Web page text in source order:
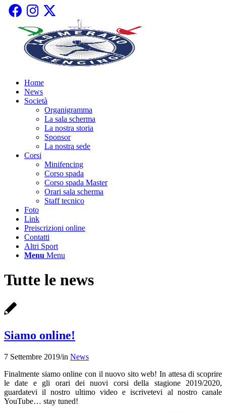
Home
News
Società
Organigramma
La sala scherma
La nostra storia
Sponsor
La nostra sede
Corsi
Minifencing
Corso spada
Corso spada Master
Orari sala scherma
Staff tecnico
Foto
Link
Preiscrizioni online
Contatti
Altri Sport
Menu Menu
Tutte le news
Siamo online!
7 Settembre 2019/in News
Finalmente siamo online con il nuovo sito web! In attesa di scoprire
le date e gli orari dei nuovi corsi della stagione 2019/2020,
guardatevi il nostro ultimo video e iscrivetevi al nostro canale
YouTube… stay tuned!